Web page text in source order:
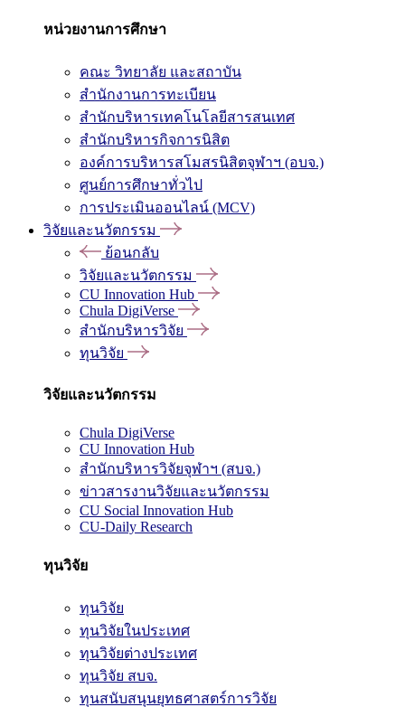
หน่วยงานการศึกษา
คณะ วิทยาลัย และสถาบัน
สำนักงานการทะเบียน
สำนักบริหารเทคโนโลยีสารสนเทศ
สำนักบริหารกิจการนิสิต
องค์การบริหารสโมสรนิสิตจุฬาฯ (อบจ.)
ศูนย์การศึกษาทั่วไป
การประเมินออนไลน์ (MCV)
วิจัยและนวัตกรรม
ย้อนกลับ
วิจัยและนวัตกรรม
CU Innovation Hub
Chula DigiVerse
สำนักบริหารวิจัย
ทุนวิจัย
วิจัยและนวัตกรรม
Chula DigiVerse
CU Innovation Hub
สำนักบริหารวิจัยจุฬาฯ (สบจ.)
ข่าวสารงานวิจัยและนวัตกรรม
CU Social Innovation Hub
CU-Daily Research
ทุนวิจัย
ทุนวิจัย
ทุนวิจัยในประเทศ
ทุนวิจัยต่างประเทศ
ทุนวิจัย สบจ.
ทุนสนับสนุนยุทธศาสตร์การวิจัย